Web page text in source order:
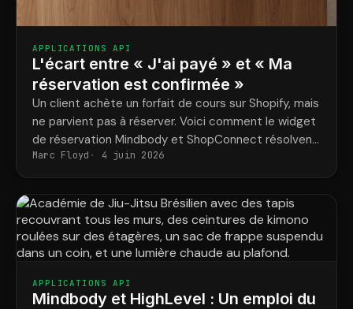
APPLICATIONS API
L'écart entre « J'ai payé » et « Ma
réservation est confirmée »
Un client achète un forfait de cours sur Shopify, mais
ne parvient pas à réserver. Voici comment le widget
de réservation Mindbody et ShopConnect résolvent
définitivement ce problème.
Marc Floyd 4 juin 2026
APPLICATIONS API
Mindbody et HighLevel : Un emploi du